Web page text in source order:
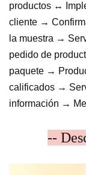
productos ↔
cliente →
la muestra →
pedido de
paquete →
calificados →
información →
--